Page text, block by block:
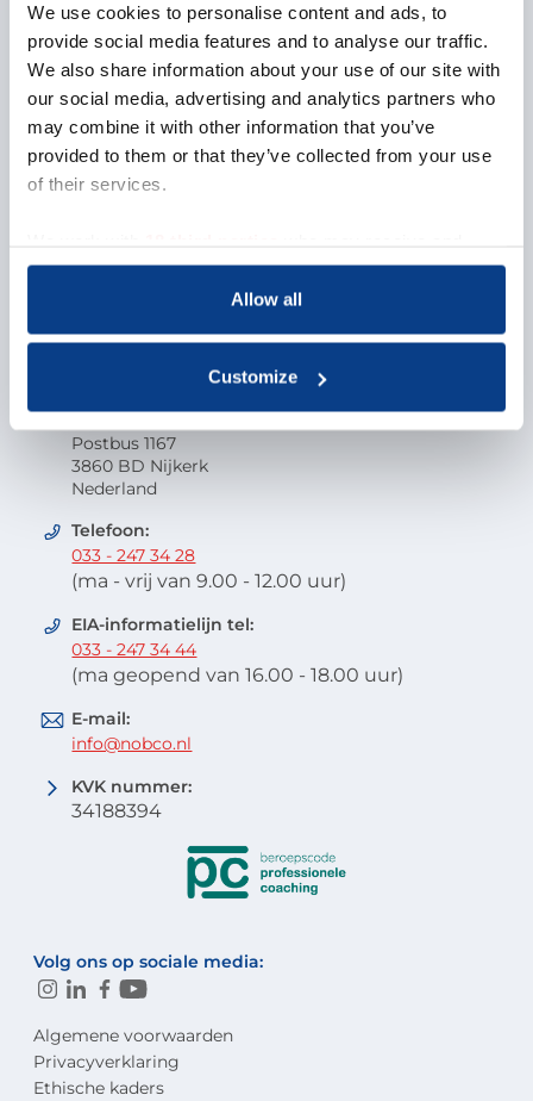
We use cookies to personalise content and ads, to
provide social media features and to analyse our traffic.
We also share information about your use of our site with
our social media, advertising and analytics partners who
may combine it with other information that you’ve
provided to them or that they’ve collected from your use
of their services.
process your information.
Allow all
Customize
Over NOBCO
Missie en visie
Organisatie
EMCC Global
Beroepscode
Contactgegevens
Postbus 1167
3860 BD Nijkerk
Nederland
Telefoon:
033 - 247 34 28
(ma - vrij van 9.00 - 12.00 uur)
EIA-informatielijn tel:
033 - 247 34 44
(ma geopend van 16.00 - 18.00 uur)
E-mail:
info@nobco.nl
KVK nummer:
34188394
Volg ons op sociale media:
Algemene voorwaarden
Privacyverklaring
Ethische kaders